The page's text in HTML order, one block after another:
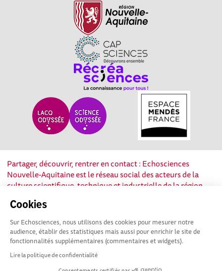
Cookies
Sur Echosciences, nous utilisons des cookies pour mesurer notre
audience, établir des statistiques mais aussi pour enrichir le site de
fonctionnalités supplémentaires (commentaires et widgets).
Lire la politique de confidentialité
Partager, découvrir, rentrer en contact : Echosciences
Nouvelle-Aquitaine est le réseau social des acteurs de la
culture scientifique, technique et industrielle de la région.
Mentions légales
|Ligne éditoriale